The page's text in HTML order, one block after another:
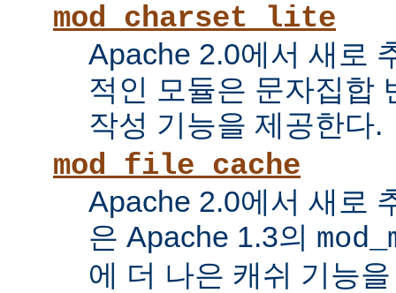
mod_charset_lite
Apache 2.0에서 새로
적인 모듈은 문자집합
작성 기능을 제공한다.
mod_file_cache
Apache 2.0에서 새로
은 Apache 1.3의
에 더 나은 캐쉬 기능